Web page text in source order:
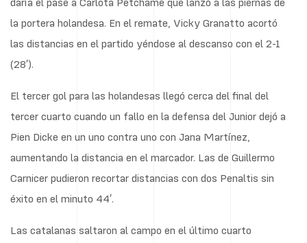
la portera holandesa. En el remate, Vicky Granatto acortó
las distancias en el partido yéndose al descanso con el 2-1
(28′).
El tercer gol para las holandesas llegó cerca del final del
tercer cuarto cuando un fallo en la defensa del Junior dejó a
Pien Dicke en un uno contra uno con Jana Martínez,
aumentando la distancia en el marcador. Las de Guillermo
Carnicer pudieron recortar distancias con dos Penaltis sin
éxito en el minuto 44′.
Las catalanas saltaron al campo en el último cuarto